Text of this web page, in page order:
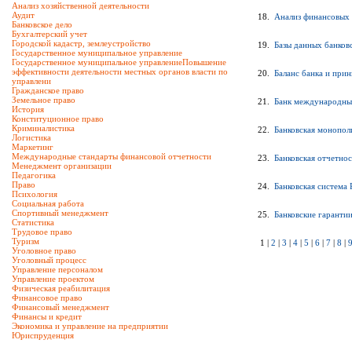
Анализ хозяйственной деятельности
Аудит
Банковское дело
Бухгалтерский учет
Городской кадастр, землеустройство
Государственное муниципальное управление
Государственное муниципальное управлениеПовышение
эффективности деятельности местных органов власти по
управлени
Гражданское право
Земельное право
История
Конституционное право
Криминалистика
Логистика
Маркетинг
Международные стандарты финансовой отчетности
Менеджмент организации
Педагогика
Право
Психология
Социальная работа
Спортивный менеджмент
Статистика
Трудовое право
Туризм
Уголовное право
Уголовный процесс
Управление персоналом
Управление проектом
Физическая реабилитация
Финансовое право
Финансовый менеджмент
Финансы и кредит
Экономика и управление на предприятии
Юриспруденция
18. Анализ финансовых
19. Базы данных
20. Баланс банка и
21. Банк
22. Банковская
23. Банковская
24. Банковская система
25. Банковские
1 | 2 | 3 | 4 | 5 | 6 | 7 | 8 | 9